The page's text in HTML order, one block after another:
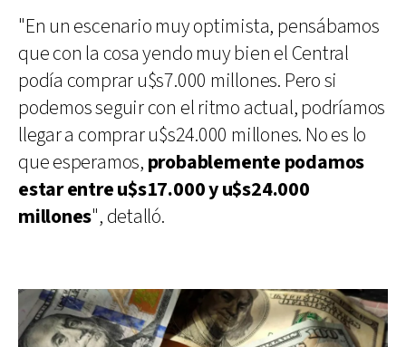
"En un escenario muy optimista, pensábamos
que con la cosa yendo muy bien el Central
podía comprar u$s7.000 millones. Pero si
podemos seguir con el ritmo actual, podríamos
llegar a comprar u$s24.000 millones. No es lo
que esperamos, probablemente podamos
estar entre u$s17.000 y u$s24.000
millones", detalló.